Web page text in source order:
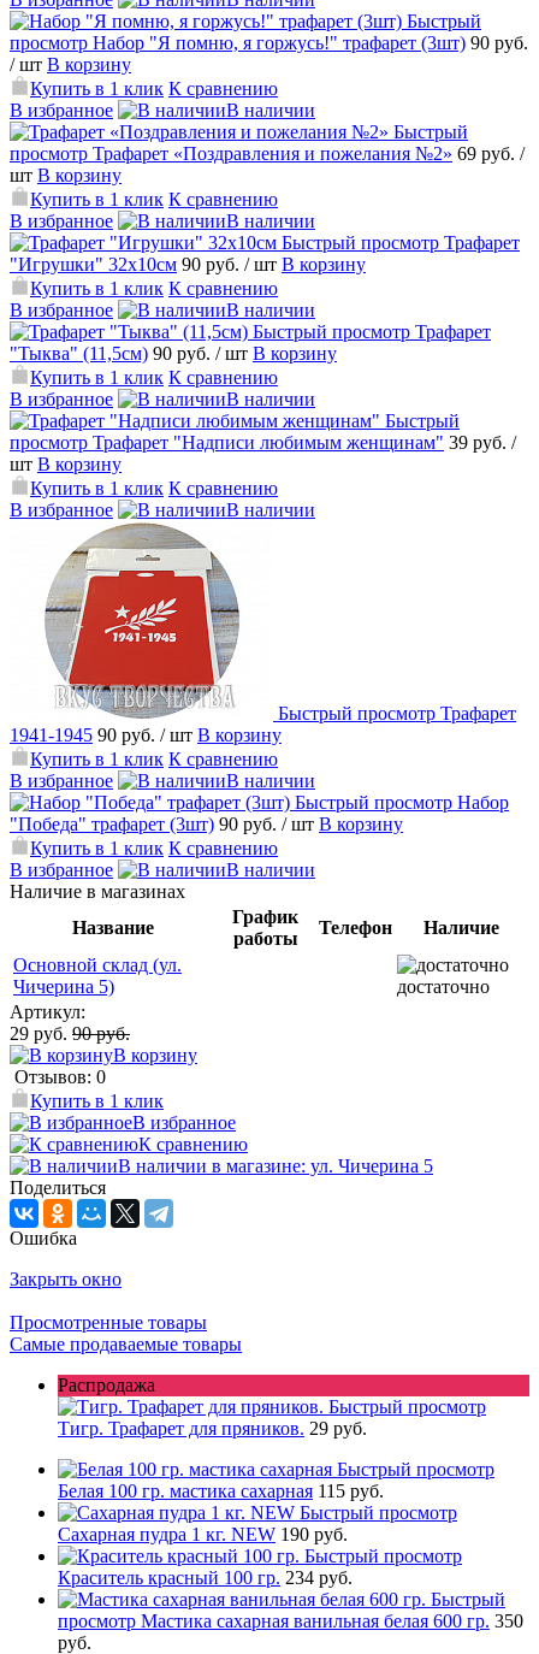
Быстрый
просмотр Набор "Я помню, я горжусь!" трафарет (3шт) 90 руб.
/ шт В корзину
Купить в 1 клик К сравнению
В избранное
В наличии
Быстрый
просмотр Трафарет «Поздравления и пожелания №2» 69 руб. /
шт В корзину
Купить в 1 клик К сравнению
В избранное
В наличии
Быстрый просмотр Трафарет
"Игрушки" 32х10см 90 руб. / шт В корзину
Купить в 1 клик К сравнению
В избранное
В наличии
Быстрый просмотр Трафарет
"Тыква" (11,5см) 90 руб. / шт В корзину
Купить в 1 клик К сравнению
В избранное
В наличии
Быстрый
просмотр Трафарет "Надписи любимым женщинам" 39 руб. /
шт В корзину
Купить в 1 клик К сравнению
В избранное
В наличии
Быстрый просмотр Трафарет
1941-1945 90 руб. / шт В корзину
Купить в 1 клик К сравнению
В избранное
В наличии
Быстрый просмотр Набор
"Победа" трафарет (3шт) 90 руб. / шт В корзину
Купить в 1 клик К сравнению
В избранное
В наличии
Наличие в магазинах
Название
График
работы
Телефон
Наличие
Основной склад (ул.
Чичерина 5)
достаточно
Артикул:
29 руб. 90 руб.
В корзину
Отзывов: 0
Купить в 1 клик
В избранное
К сравнению
В наличии в магазине: ул. Чичерина 5
Поделиться
Ошибка
Закрыть окно
Просмотренные товары
Самые продаваемые товары
Распродажа
Быстрый просмотр
Тигр. Трафарет для пряников. 29 руб.
Быстрый просмотр
Белая 100 гр. мастика сахарная 115 руб.
Быстрый просмотр
Сахарная пудра 1 кг. NEW 190 руб.
Быстрый просмотр
Краситель красный 100 гр. 234 руб.
Быстрый
просмотр Мастика сахарная ванильная белая 600 гр. 350
руб.